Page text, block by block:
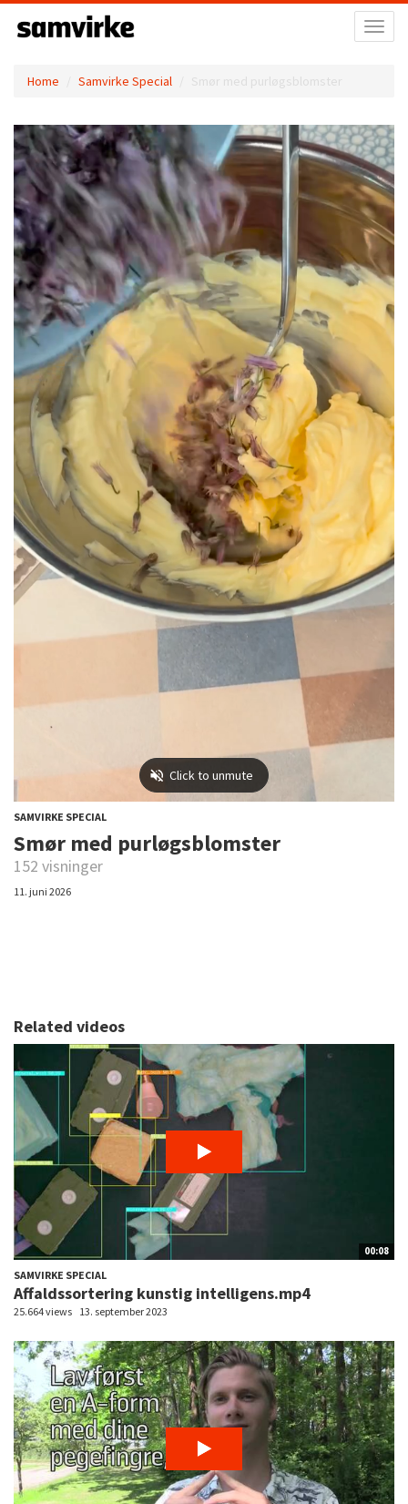
Home Samvirke Special Smør med purløgsblomster
SAMVIRKE SPECIAL
Smør med purløgsblomster
152 visninger
11. juni 2026
Related videos
00:08
SAMVIRKE SPECIAL
Affaldssortering kunstig intelligens.mp4
25.664 views 13. september 2023